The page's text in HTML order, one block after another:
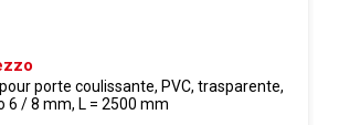
porte coulissante, PVC, trasparente,
6 / 8 mm, L = 2500 mm